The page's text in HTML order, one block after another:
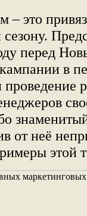
это
перед
в
проведение
от неё
этой